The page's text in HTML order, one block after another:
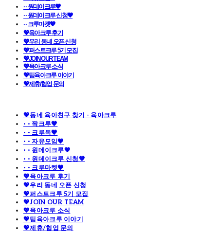
· · 원데이크루🧡
· · 원데이크루 신청🧡
· · 크루마켓🧡
💖육아크루 후기
💖우리 동네 오픈 신청
💖퍼스트크루 5기 모집
💖JOIN OUR TEAM
💖육아크루 소식
💖팀육아크루 이야기
💖제휴/협업 문의
💖동네 육아친구 찾기 - 육아크루
· · 짝크루🧡
· · 크루톡🧡
· · 자유모임🧡
· · 원데이크루🧡
· · 원데이크루 신청🧡
· · 크루마켓🧡
💖육아크루 후기
💖우리 동네 오픈 신청
💖퍼스트크루 5기 모집
💖JOIN OUR TEAM
💖육아크루 소식
💖팀육아크루 이야기
💖제휴/협업 문의